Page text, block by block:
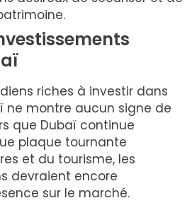
riches à investir dans
ne montre aucun signe de
que Dubaï continue
plaque tournante
et du tourisme, les
devraient encore
sur le marché.